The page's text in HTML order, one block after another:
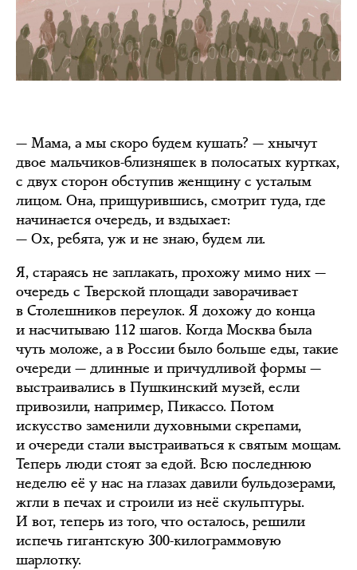
— Мама, а мы скоро будем кушать? — хнычут
двое мальчиков-близняшек в полосатых куртках,
с двух сторон обступив женщину с усталым
лицом. Она, прищурившись, смотрит туда, где
начинается очередь, и вздыхает:
— Ох, ребята, уж и не знаю, будем ли.
Я, стараясь не заплакать, прохожу мимо них —
очередь с Тверской площади заворачивает
в Столешников переулок. Я дохожу до конца
и насчитываю 112 шагов. Когда Москва была
чуть моложе, а в России было больше еды, такие
очереди — длинные и причудливой формы —
выстраивались в Пушкинский музей, если
привозили, например, Пикассо. Потом
искусство заменили духовными скрепами,
и очереди стали выстраиваться к святым мощам.
Теперь люди стоят за едой. Всю последнюю
неделю её у нас на глазах давили бульдозерами,
жгли в печах и строили из неё скульптуры.
И вот, теперь из того, что осталось, решили
испечь гигантскую 300-килограммовую
шарлотку.